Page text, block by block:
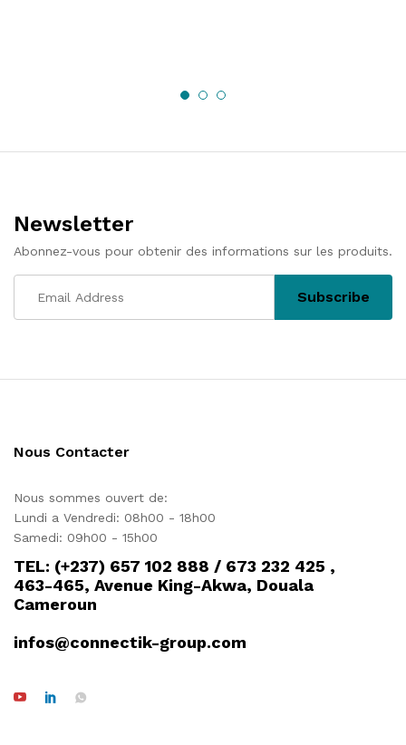
Newsletter
Abonnez-vous pour obtenir des informations sur les produits.
Nous Contacter
Nous sommes ouvert de:
Lundi a Vendredi: 08h00 - 18h00
Samedi: 09h00 - 15h00
TEL: (+237) 657 102 888 / 673 232 425 ,
463-465, Avenue King-Akwa, Douala
Cameroun
infos@connectik-group.com